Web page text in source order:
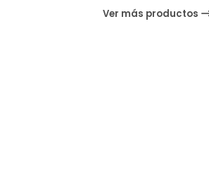
Ver más productos